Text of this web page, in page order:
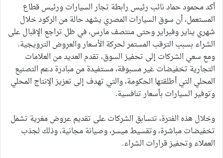
أكد محمود حماد نائب رئيس رابطة تجار السيارات ورئيس قطاع
المستعمل، أن سوق السيارات المصري يشهد حالة من الركود خلال
شهري يناير وفبراير وحتى منتصف مارس، في ظل تراجع الإقبال على
الشراء بسبب الترقب المستمر لحركة الأسعار والعروض الترويجية.
ومع سعي الشركات إلى تحفيز السوق، تقدم العديد من العلامات
التجارية تخفيضات غير مسبوقة، مستفيدة من مبادرة دعم التصنيع
المحلي التي أطلقتها الحكومة، والتي تهدف إلى تعزيز الإنتاج المحلي
وتوفير السيارات بأسعار تنافسية.
وخلال هذه الفترة، تتسابق الشركات على تقديم عروض مغرية تشمل
تخفيضات مباشرة، وتقسيط ميسر، وصيانة مجانية، وذلك لجذب
العملاء وتحفيز قرارات الشراء.